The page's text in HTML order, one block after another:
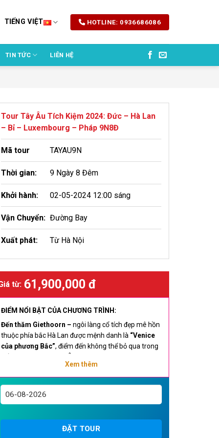
TIẾNG VIỆT HOTLINE: 0936686086
TIN TỨC LIÊN HỆ
Tour Tây Âu Tích Kiệm 2024: Đức – Hà Lan
– Bỉ – Luxembourg – Pháp 9N8Đ
Mã tour TAYAU9N
Thời gian: 9 Ngày 8 Đêm
Khởi hành: 02-05-2024 12:00 sáng
Vận Chuyển: Đường Bay
Xuất phát: Từ Hà Nội
từ: 61,900,000 đ
ĐIỂM NỔI BẬT CỦA CHƯƠNG TRÌNH:
Đến thăm Giethoorn – ngôi làng cổ tích đẹp mê hồn
thuộc phía bắc Hà Lan được mệnh danh là “Venice
của phương Bắc”, điểm đến không thể bỏ qua trong
một “màn trình diễn” tuyệt vời của những bông hoa
mùa Xuân.
Tặng vé du thuyền sông Seinechiêm ngưỡng vẻ
Xem thêm
ĐẶT TOUR